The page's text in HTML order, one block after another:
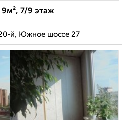
9м², 7/9 этаж
й, Южное шоссе 27